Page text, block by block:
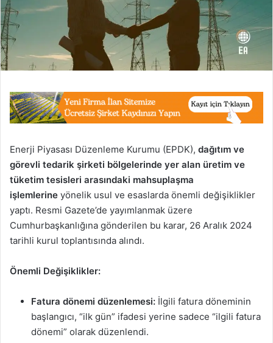
Enerji Piyasası Düzenleme Kurumu (EPDK), dağıtım ve
görevli tedarik şirketi bölgelerinde yer alan üretim ve
tüketim tesisleri arasındaki mahsuplaşma
işlemlerine yönelik usul ve esaslarda önemli değişiklikler
yaptı. Resmi Gazete’de yayımlanmak üzere
Cumhurbaşkanlığına gönderilen bu karar, 26 Aralık 2024
tarihli kurul toplantısında alındı.
Önemli Değişiklikler:
Fatura dönemi düzenlemesi: İlgili fatura döneminin
başlangıcı, “ilk gün” ifadesi yerine sadece “ilgili fatura
dönemi” olarak düzenlendi.